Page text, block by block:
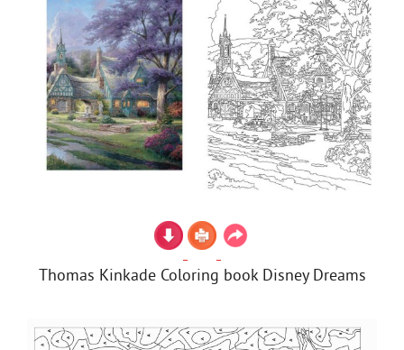
Thomas Kinkade Coloring book Disney Dreams